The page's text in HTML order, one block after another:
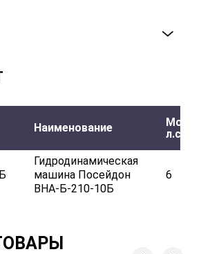
Наименование
л.с.
Гидродинамическая
машина Посейдон
ВНА-Б-210-10Б
6